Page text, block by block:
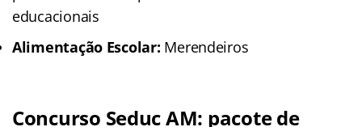
educacionais
Alimentação Escolar: Merendeiros
Concurso Seduc AM: pacote de